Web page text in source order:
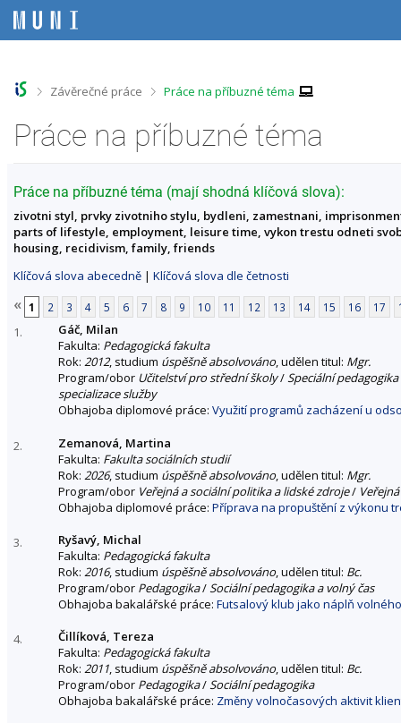
e
e
e
e
>Závěrečné práce >
Práce na příbuzné téma
Práce na příbuzné téma
Práce na příbuzné téma (mají shodná klíčová slova):
zivotni styl, prvky zivotniho stylu, bydleni, zamestnani,
parts of lifestyle, employment, leisure time, vykon trestu odneti
housing, recidivism, family, friends
Klíčová slova abecedně | Klíčová slova dle četnosti
« 1 2 3 4 5 6 7 8 9 10 11 12 13 14 15 16 17
1.
Gáč, Milan
Fakulta: Pedagogická fakulta
Rok: 2012, studium úspěšně absolvováno, udělen titul: Mgr.
Program/obor Učitelství pro střední školy/Speciální
specializace služby
Obhajoba diplomové práce: Využití programů zacházení u
2.
Zemanová, Martina
Fakulta: Fakulta sociálních studií
Rok: 2026, studium úspěšně absolvováno, udělen titul: Mgr.
Program/obor Veřejná a sociální politika a lidské zdroje/
Obhajoba diplomové práce: Příprava na propuštění z výkonu
3.
Ryšavý, Michal
Fakulta: Pedagogická fakulta
Rok: 2016, studium úspěšně absolvováno, udělen titul: Bc.
Program/obor Pedagogika/Sociální pedagogika a volný čas
Obhajoba bakalářské práce: Futsalový klub jako náplň
4.
Čillíková, Tereza
Fakulta: Pedagogická fakulta
Rok: 2011, studium úspěšně absolvováno, udělen titul: Bc.
Program/obor Pedagogika/Sociální pedagogika
Obhajoba bakalářské práce: Změny volnočasových aktivit